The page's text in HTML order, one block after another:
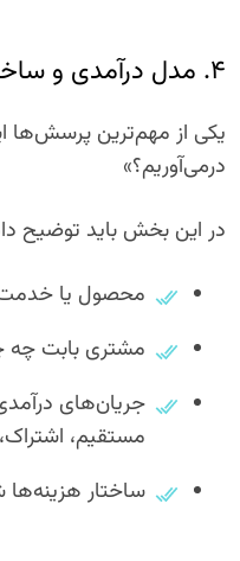
۴. مدل درآمدی و ساختار ارزش پیشنهادی
یکی از مهم‌ترین پرسش‌ها
درمی‌آوریم؟»
در این بخش باید توضیح
محصول یا
مشتری بابت چه
جریان‌های
مستقیم،
ساختار